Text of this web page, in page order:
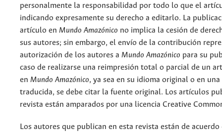
personalmente la responsabilidad por todo lo que el
indicando expresamente su derecho a editarlo. La
artículo en Mundo Amazónico no implica la cesión de
sus autores; sin embargo, el envío de la contribución
autorización de los autores a Mundo Amazónico para su
caso de realizarse una reimpresión total o parcial de un
en Mundo Amazónico, ya sea en su idioma original o en
traducida, se debe citar la fuente original. Los artículos
revista están amparados por una licencia Creative
Los autores que publican en esta revista están de acuerdo